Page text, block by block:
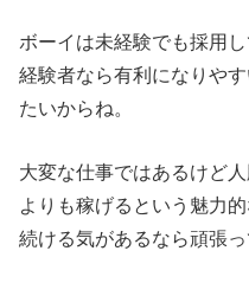
ボーイは未経験でも採用
経験者なら有利になりや
たいからね。
大変な仕事ではあるけど
よりも稼げるという魅力
続ける気があるなら頑張っ